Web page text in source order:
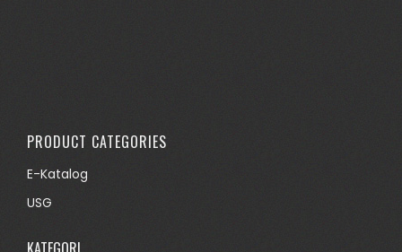
PRODUCT CATEGORIES
E-Katalog
USG